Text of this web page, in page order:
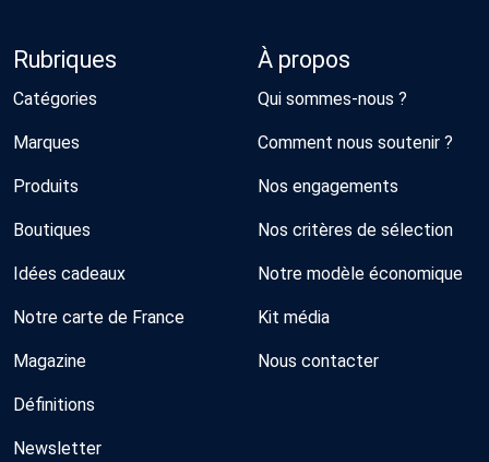
Rubriques
Catégories
Marques
Produits
Boutiques
Idées cadeaux
Notre carte de France
Magazine
Définitions
Newsletter
À propos
Qui sommes-nous ?
Comment nous soutenir ?
Nos engagements
Nos critères de sélection
Notre modèle économique
Kit média
Nous contacter